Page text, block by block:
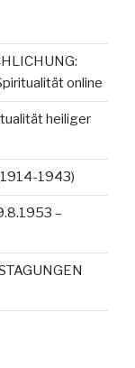
online
heiliger
1943)
–